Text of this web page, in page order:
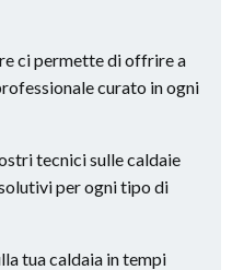
ci permette di offrire a
curato in ogni
tecnici sulle caldaie
per ogni tipo di
tua caldaia in tempi